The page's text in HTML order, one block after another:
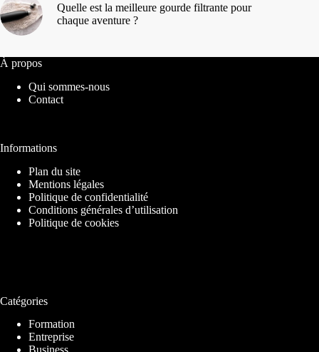
Quelle est la meilleure gourde filtrante pour
chaque aventure ?
À propos
Qui sommes-nous
Contact
Informations
Plan du site
Mentions légales
Politique de confidentialité
Conditions générales d’utilisation
Politique de cookies
Catégories
Formation
Entreprise